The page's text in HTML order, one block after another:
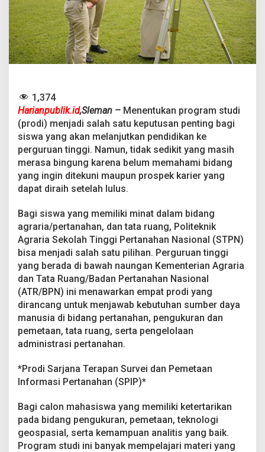
r
t
a
n
a
h
n
t
i
p
P
r
o
g
m
S
u
d
U
n
g
g
l
a
d
i
l
i
t
e
1,374
Harianpublik.id,​Sleman – Menentukan program studi
(prodi) menjadi salah satu keputusan penting bagi
siswa yang akan melanjutkan pendidikan ke
perguruan tinggi. Namun, tidak sedikit yang masih
merasa bingung karena belum memahami bidang
yang ingin ditekuni maupun prospek karier yang
dapat diraih setelah lulus.
Bagi siswa yang memiliki minat dalam bidang
agraria/pertanahan, dan tata ruang, Politeknik
Agraria Sekolah Tinggi Pertanahan Nasional (STPN)
bisa menjadi salah satu pilihan. Perguruan tinggi
yang berada di bawah naungan Kementerian Agraria
dan Tata Ruang/Badan Pertanahan Nasional
(ATR/BPN) ini menawarkan empat prodi yang
dirancang untuk menjawab kebutuhan sumber daya
manusia di bidang pertanahan, pengukuran dan
pemetaan, tata ruang, serta pengelolaan
administrasi pertanahan.
*Prodi Sarjana Terapan Survei dan Pemetaan
Informasi Pertanahan (SPIP)*
Bagi calon mahasiswa yang memiliki ketertarikan
pada bidang pengukuran, pemetaan, teknologi
geospasial, serta kemampuan analitis yang baik.
Program studi ini banyak mempelajari materi yang